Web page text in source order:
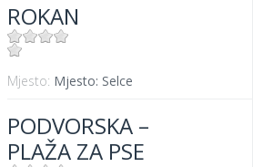
ROKAN
Mjesto: Mjesto: Selce
PODVORSKA –
PLAŽA ZA PSE